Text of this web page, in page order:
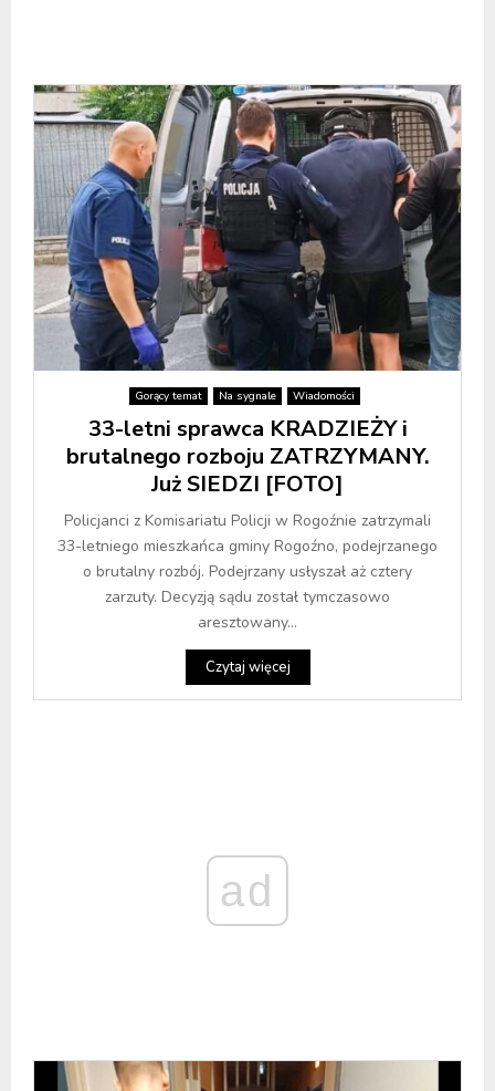
Gorący temat Na sygnale Wiadomości
33-letni sprawca KRADZIEŻY i
brutalnego rozboju ZATRZYMANY.
Już SIEDZI [FOTO]
Policjanci z Komisariatu Policji w Rogoźnie zatrzymali
33-letniego mieszkańca gminy Rogoźno, podejrzanego
o brutalny rozbój. Podejrzany usłyszał aż cztery
zarzuty. Decyzją sądu został tymczasowo
aresztowany...
Czytaj więcej
ad